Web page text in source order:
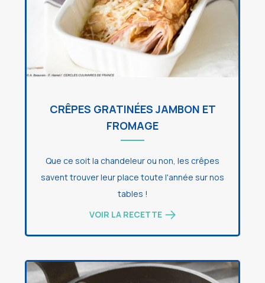
CRÊPES GRATINÉES JAMBON ET
FROMAGE
Que ce soit la chandeleur ou non, les crêpes
savent trouver leur place toute l'année sur nos
tables !
VOIR LA RECETTE